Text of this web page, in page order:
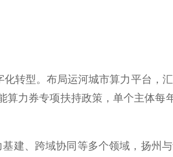
转型。布局运河城市算力平台，
算力券专项扶持政策，单个主体每
、跨域协同等多个领域，扬州与